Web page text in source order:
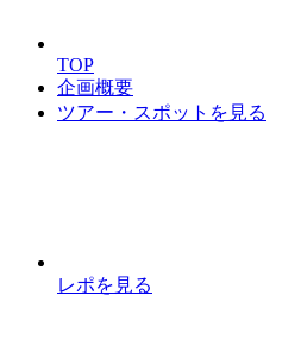
TOP
企画概要
ツアー・スポットを見る
レポを見る